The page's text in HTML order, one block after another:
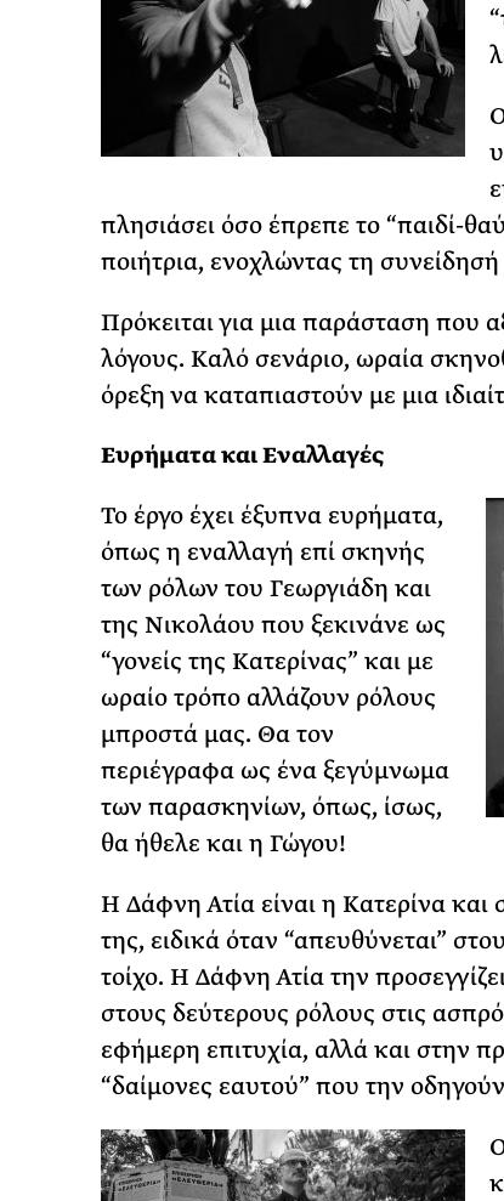
πλησιάσει όσο έπρεπε το “παιδί-
ποιήτρια, ενοχλώντας τη
Πρόκειται για μια παράσταση που
λόγους. Καλό σενάριο, ωραία
όρεξη να καταπιαστούν με μια
Ευρήματα και Εναλλαγές
Το έργο έχει έξυπνα ευρήματα,
όπως η εναλλαγή επί σκηνής
των ρόλων του Γεωργιάδη και
της Νικολάου που ξεκινάνε ως
“γονείς της Κατερίνας” και με
ωραίο τρόπο αλλάζουν ρόλους
μπροστά μας. Θα τον
περιέγραφα ως ένα ξεγύμνωμα
των παρασκηνίων, όπως, ίσως,
θα ήθελε και η Γώγου!
Η Δάφνη Ατία είναι η Κατερίνα και
της, ειδικά όταν “απευθύνεται”
τοίχο. Η Δάφνη Ατία την
στους δεύτερους ρόλους στις
εφήμερη επιτυχία, αλλά και στην
“δαίμονες εαυτού” που την